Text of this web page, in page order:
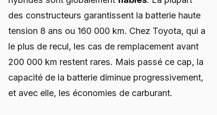
des constructeurs garantissent la batterie haute
tension 8 ans ou 160 000 km. Chez Toyota, qui a
le plus de recul, les cas de remplacement avant
200 000 km restent rares. Mais passé ce cap, la
capacité de la batterie diminue progressivement,
et avec elle, les économies de carburant.